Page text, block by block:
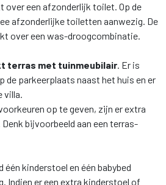
over een afzonderlijk toilet. Op de
afzonderlijke toiletten aanwezig. De
over een was-droogcombinatie.
terras met tuinmeubilair. Er is
de parkeerplaats naast het huis en er
villa.
op te geven, zijn er extra
bijvoorbeeld aan een terras-
één kinderstoel en één babybed
Indien er een extra kinderstoel of